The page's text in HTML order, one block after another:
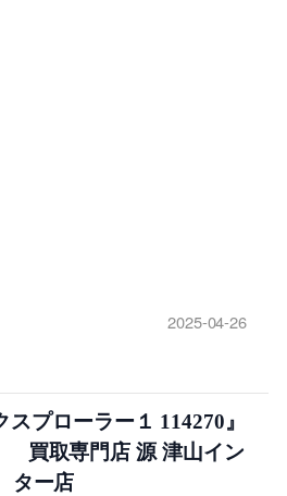
2025-04-26
プローラー１ 114270』
買取専門店 源 津山イン
ター店